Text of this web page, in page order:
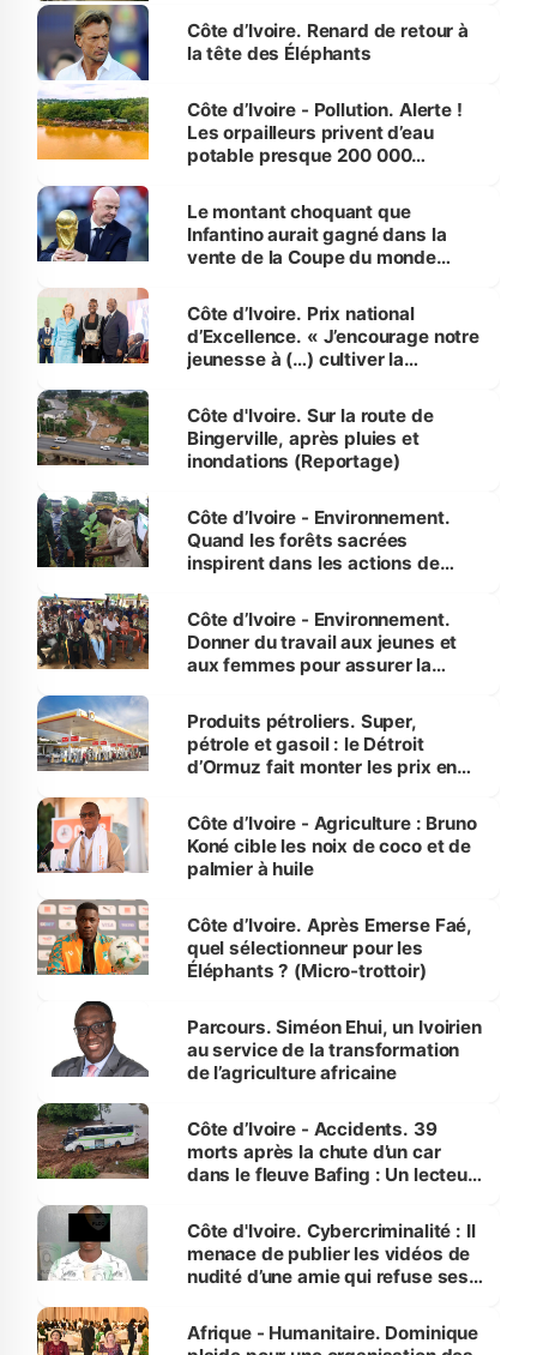
Côte d’Ivoire. Renard de retour à
la tête des Éléphants
Côte d’Ivoire - Pollution. Alerte !
Les orpailleurs privent d’eau
potable presque 200 000
Le montant choquant que
Infantino aurait gagné dans la
vente de la Coupe du monde
Côte d’Ivoire. Prix national
d’Excellence. « J’encourage notre
jeunesse à (…) cultiver la
(Alassane Ouattara
Côte d'Ivoire. Sur la route de
Bingerville, après pluies et
inondations (Reportage)
Côte d’Ivoire - Environnement.
Quand les forêts sacrées
inspirent dans les actions de
Côte d’Ivoire - Environnement.
Donner du travail aux jeunes et
aux femmes pour assurer la
menacées
Produits pétroliers. Super,
pétrole et gasoil : le Détroit
d’Ormuz fait monter les prix en
Côte d’Ivoire - Agriculture : Bruno
Koné cible les noix de coco et de
palmier à huile
Côte d’Ivoire. Après Emerse Faé,
quel sélectionneur pour les
Éléphants ? (Micro-trottoir)
Parcours. Siméon Ehui, un Ivoirien
au service de la transformation
de l’agriculture africaine
Côte d’Ivoire - Accidents. 39
morts après la chute d’un car
dans le fleuve Bafing : Un lecteur
des Transports
Côte d'Ivoire. Cybercriminalité : Il
menace de publier les vidéos de
nudité d’une amie qui refuse ses
Afrique - Humanitaire. Dominique